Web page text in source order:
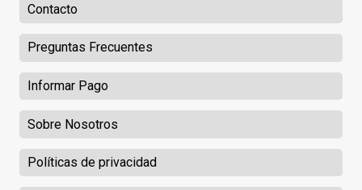
Contacto
Preguntas Frecuentes
Informar Pago
Sobre Nosotros
Políticas de privacidad